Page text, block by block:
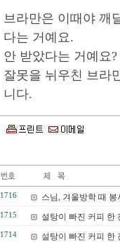
브라만은 이때야 깨
다는 거예요.
안 받았다는 거예요
잘못을 뉘우친 브라
니다.
1716 스님, 겨울방학 때
1715 설탕이 빠진 커피 한
1714 설탕이 빠진 커피 한